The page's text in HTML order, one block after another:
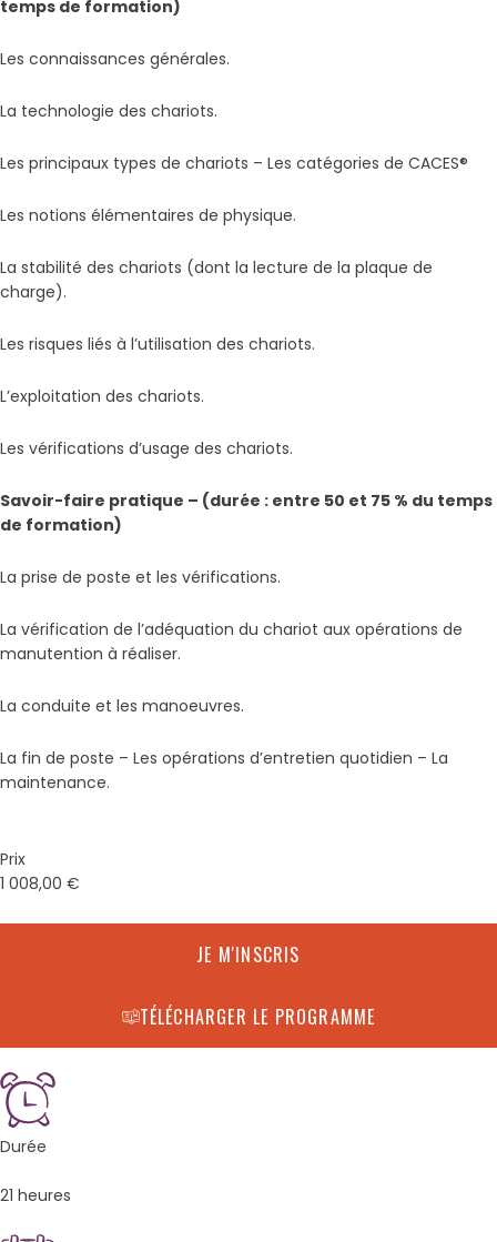
temps de formation)
Les connaissances générales.
La technologie des chariots.
Les principaux types de chariots – Les catégories de CACES®
Les notions élémentaires de physique.
La stabilité des chariots (dont la lecture de la plaque de
charge).
Les risques liés à l’utilisation des chariots.
L’exploitation des chariots.
Les vérifications d’usage des chariots.
Savoir-faire pratique – (durée : entre 50 et 75 % du temps
de formation)
La prise de poste et les vérifications.
La vérification de l’adéquation du chariot aux opérations de
manutention à réaliser.
La conduite et les manoeuvres.
La fin de poste – Les opérations d’entretien quotidien – La
maintenance.
Prix
1 008,00 €
JE M'INSCRIS
TÉLÉCHARGER LE PROGRAMME
Durée
21 heures